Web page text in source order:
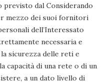
previsto dal Considerando
mezzo dei suoi fornitori
dell’Interessato
necessaria e
sicurezza delle reti e
capacità di una rete o di un
a un dato livello di